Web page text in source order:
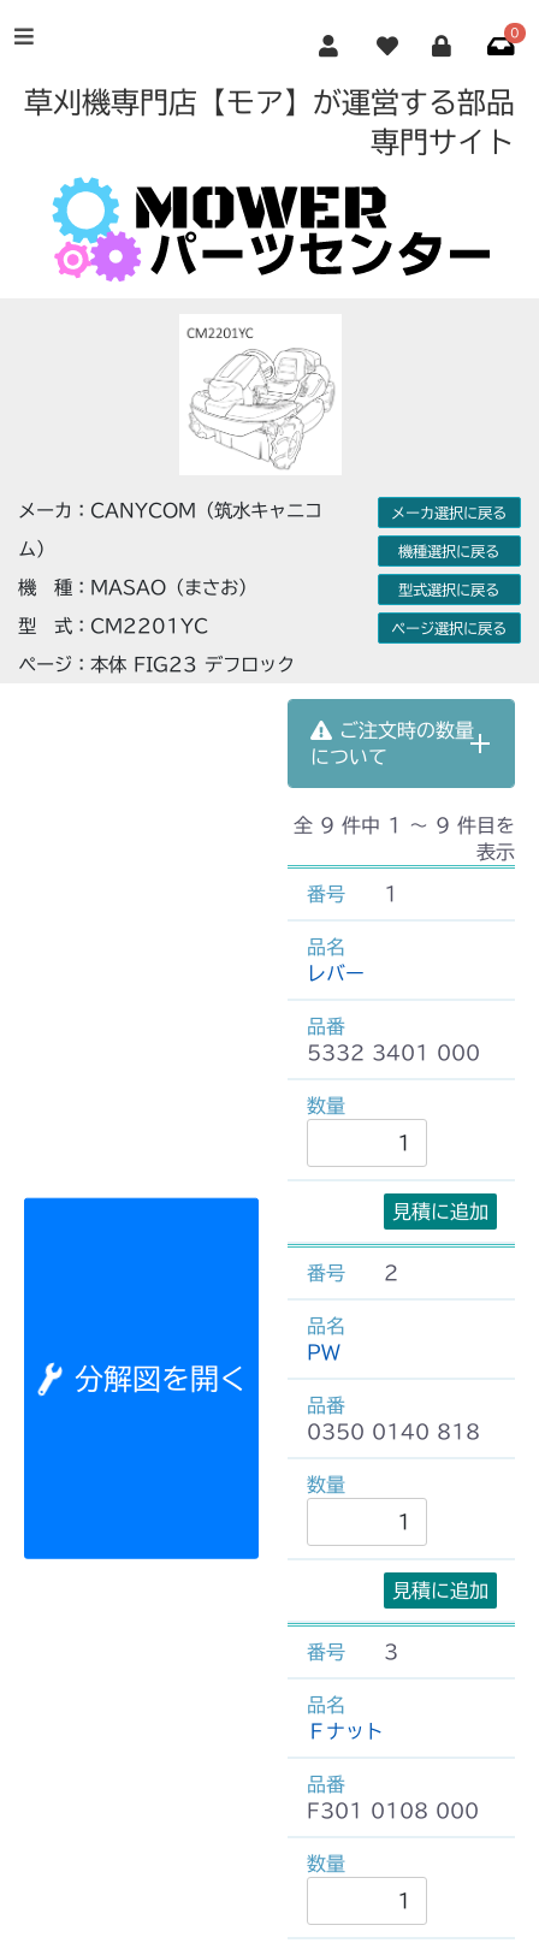
0
草刈機専門店【モア】が運営する部品
専門サイト
メーカ：CANYCOM（筑水キャニコ
ム）
機 種：MASAO（まさお）
型 式：CM2201YC
ページ：本体 FIG23 デフロック
メーカ選択に戻る
機種選択に戻る
型式選択に戻る
ページ選択に戻る
分解図を開く
ご注文時の数量
について
全 9 件中 1 〜 9 件目を
表示
1
レバー
5332 3401 000
見積に追加
2
PW
0350 0140 818
見積に追加
3
Ｆナット
F301 0108 000